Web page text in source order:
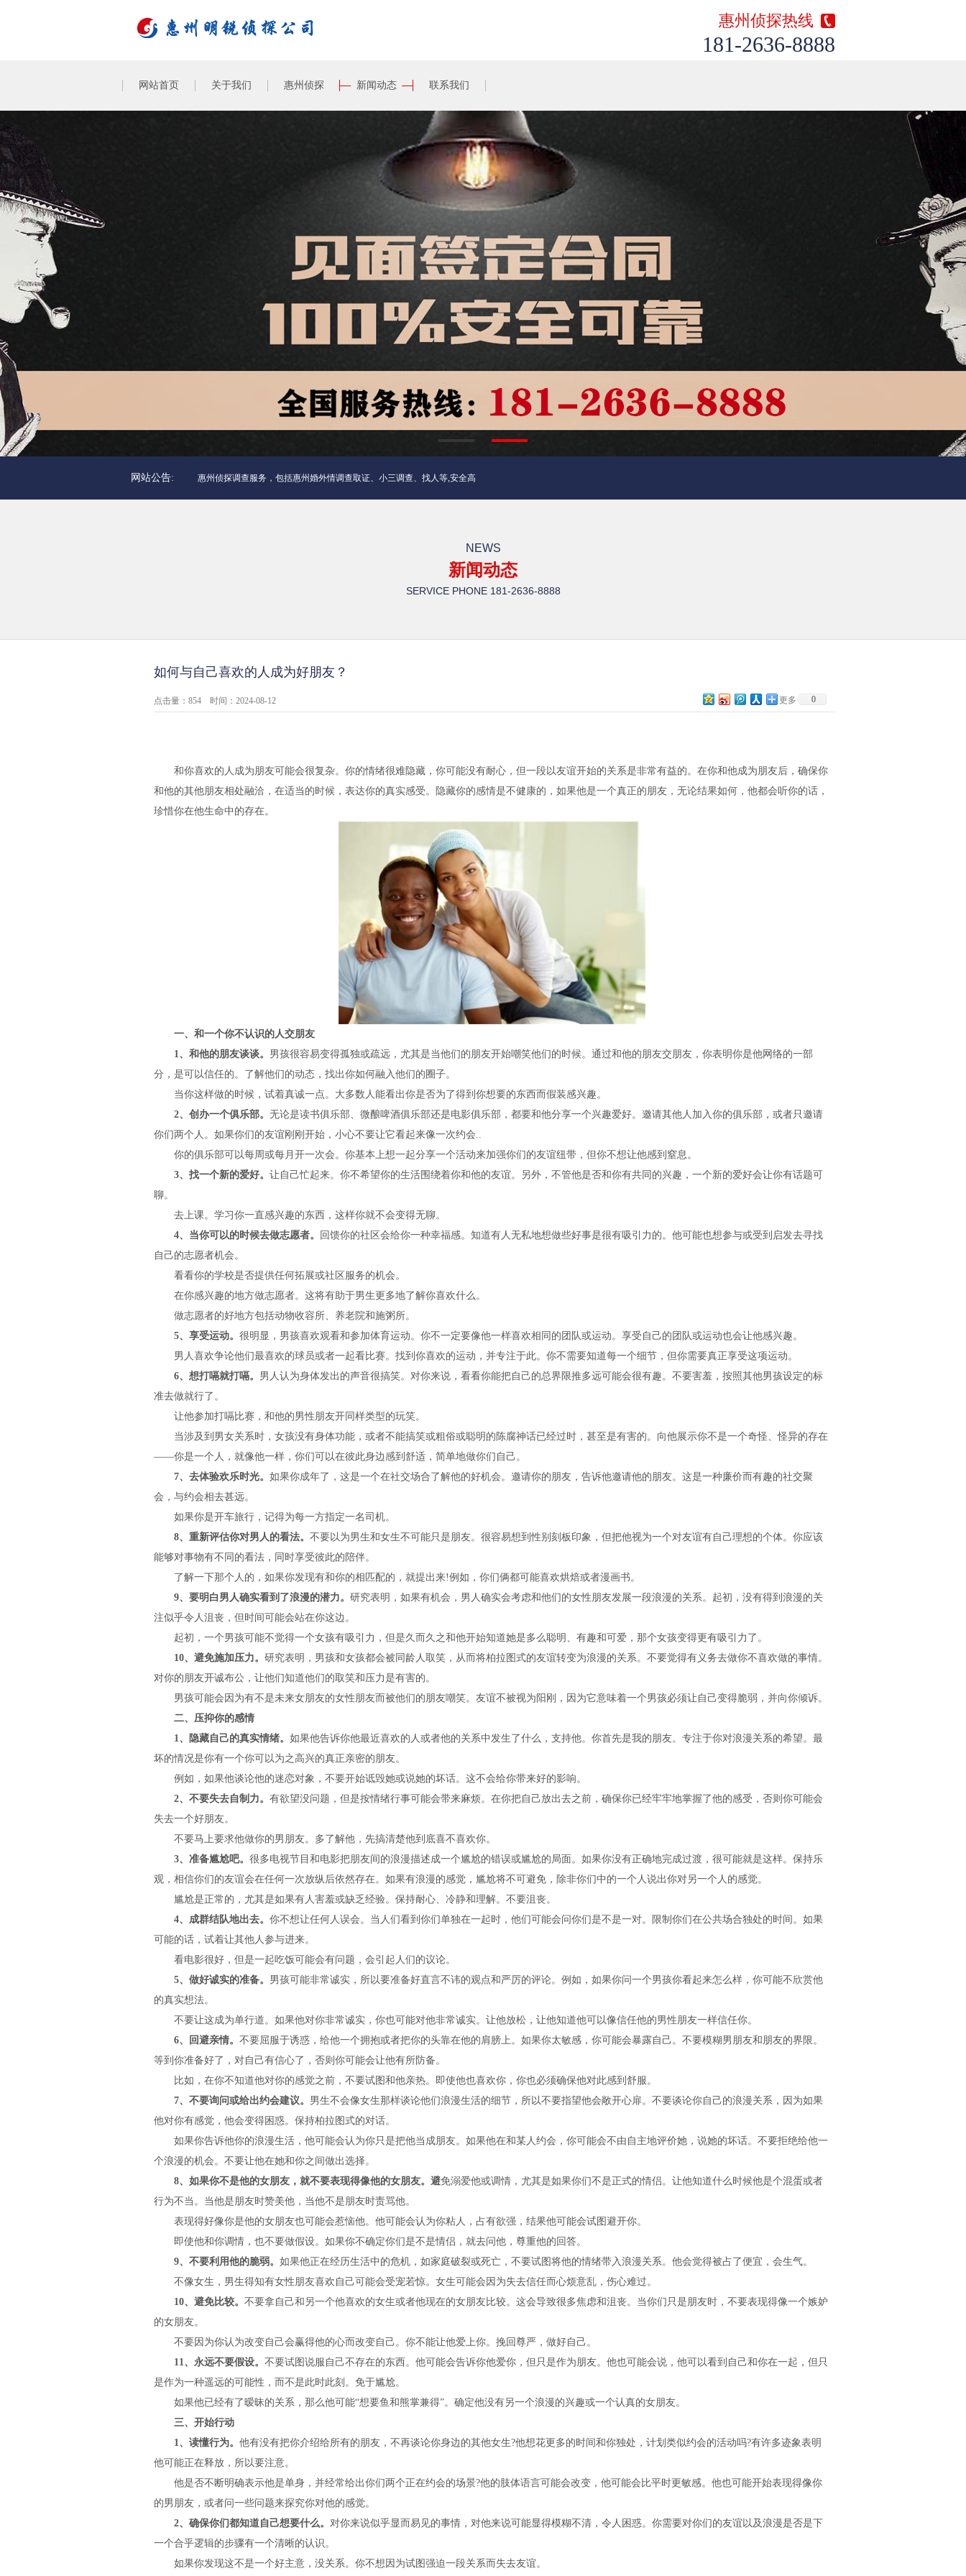
惠州侦探热线
181-2636-8888
网站首页 关于我们 惠州侦探 新闻动态 联系我们
网站公告: 惠州侦探调查服务，包括惠州婚外情调查取证、小三调查、找人等,安全高效，隐私100%无泄漏。
NEWS
新闻动态
SERVICE PHONE 181-2636-8888
如何与自己喜欢的人成为好朋友？
点击量：854 时间：2024-08-12 更多 0
和你喜欢的人成为朋友可能会很复杂。你的情绪很难隐藏，你可能没有耐心，但一段以友谊开始的关系是非常有益的。在你和他成为朋友后，确保你
和他的其他朋友相处融洽，在适当的时候，表达你的真实感受。隐藏你的感情是不健康的，如果他是一个真正的朋友，无论结果如何，他都会听你的话，
珍惜你在他生命中的存在。
一、和一个你不认识的人交朋友
1、和他的朋友谈谈。 男孩很容易变得孤独或疏远，尤其是当他们的朋友开始嘲笑他们的时候。通过和他的朋友交朋友，你表明你是他网络的一部
分，是可以信任的。了解他们的动态，找出你如何融入他们的圈子。
当你这样做的时候，试着真诚一点。大多数人能看出你是否为了得到你想要的东西而假装感兴趣。
2、创办一个俱乐部。 无论是读书俱乐部、微酿啤酒俱乐部还是电影俱乐部，都要和他分享一个兴趣爱好。邀请其他人加入你的俱乐部，或者只邀请
你们两个人。如果你们的友谊刚刚开始，小心不要让它看起来像一次约会..
你的俱乐部可以每周或每月开一次会。你基本上想一起分享一个活动来加强你们的友谊纽带，但你不想让他感到窒息。
3、找一个新的爱好。 让自己忙起来。你不希望你的生活围绕着你和他的友谊。另外，不管他是否和你有共同的兴趣，一个新的爱好会让你有话题可
聊。
去上课。学习你一直感兴趣的东西，这样你就不会变得无聊。
4、当你可以的时候去做志愿者。
回馈你的社区会给你一种幸福感。知道有人无私地想做些好事是很有吸引力的。他可能也想参与或受到启发去寻找
自己的志愿者机会。
看看你的学校是否提供任何拓展或社区服务的机会。
在你感兴趣的地方做志愿者。这将有助于男生更多地了解你喜欢什么。
做志愿者的好地方包括动物收容所、养老院和施粥所。
5、享受运动。 很明显，男孩喜欢观看和参加体育运动。你不一定要像他一样喜欢相同的团队或运动。享受自己的团队或运动也会让他感兴趣。
男人喜欢争论他们最喜欢的球员或者一起看比赛。找到你喜欢的运动，并专注于此。你不需要知道每一个细节，但你需要真正享受这项运动。
6、想打嗝就打嗝。 男人认为身体发出的声音很搞笑。对你来说，看看你能把自己的总界限推多远可能会很有趣。不要害羞，按照其他男孩设定的标
准去做就行了。
让他参加打嗝比赛，和他的男性朋友开同样类型的玩笑。
当涉及到男女关系时，女孩没有身体功能，或者不能搞笑或粗俗或聪明的陈腐神话已经过时，甚至是有害的。向他展示你不是一个奇怪、怪异的存在
——你是一个人，就像他一样，你们可以在彼此身边感到舒适，简单地做你们自己。
7、去体验欢乐时光。 如果你成年了，这是一个在社交场合了解他的好机会。邀请你的朋友，告诉他邀请他的朋友。这是一种廉价而有趣的社交聚
会，与约会相去甚远。
如果你是开车旅行，记得为每一方指定一名司机。
8、重新评估你对男人的看法。 不要以为男生和女生不可能只是朋友。很容易想到性别刻板印象，但把他视为一个对友谊有自己理想的个体。你应该
能够对事物有不同的看法，同时享受彼此的陪伴。
了解一下那个人的，如果你发现有和你的相匹配的，就提出来!例如，你们俩都可能喜欢烘焙或者漫画书。
9、要明白男人确实看到了浪漫的潜力。 研究表明，如果有机会，男人确实会考虑和他们的女性朋友发展一段浪漫的关系。起初，没有得到浪漫的关
注似乎令人沮丧，但时间可能会站在你这边。
起初，一个男孩可能不觉得一个女孩有吸引力，但是久而久之和他开始知道她是多么聪明、有趣和可爱，那个女孩变得更有吸引力了。
10、避免施加压力。 研究表明，男孩和女孩都会被同龄人取笑，从而将柏拉图式的友谊转变为浪漫的关系。不要觉得有义务去做你不喜欢做的事情。
对你的朋友开诚布公，让他们知道他们的取笑和压力是有害的。
男孩可能会因为有不是未来女朋友的女性朋友而被他们的朋友嘲笑。友谊不被视为阳刚，因为它意味着一个男孩必须让自己变得脆弱，并向你倾诉。
二、压抑你的感情
1、隐藏自己的真实情绪。 如果他告诉你他最近喜欢的人或者他的关系中发生了什么，支持他。你首先是我的朋友。专注于你对浪漫关系的希望。最
坏的情况是你有一个你可以为之高兴的真正亲密的朋友。
例如，如果他谈论他的迷恋对象，不要开始诋毁她或说她的坏话。这不会给你带来好的影响。
2、不要失去自制力。 有欲望没问题，但是按情绪行事可能会带来麻烦。在你把自己放出去之前，确保你已经牢牢地掌握了他的感受，否则你可能会
失去一个好朋友。
不要马上要求他做你的男朋友。多了解他，先搞清楚他到底喜不喜欢你。
3、准备尴尬吧。 很多电视节目和电影把朋友间的浪漫描述成一个尴尬的错误或尴尬的局面。如果你没有正确地完成过渡，很可能就是这样。保持乐
观，相信你们的友谊会在任何一次放纵后依然存在。如果有浪漫的感觉，尴尬将不可避免，除非你们中的一个人说出你对另一个人的感觉。
尴尬是正常的，尤其是如果有人害羞或缺乏经验。保持耐心、冷静和理解。不要沮丧。
4、成群结队地出去。 你不想让任何人误会。当人们看到你们单独在一起时，他们可能会问你们是不是一对。限制你们在公共场合独处的时间。如果
可能的话，试着让其他人参与进来。
看电影很好，但是一起吃饭可能会有问题，会引起人们的议论。
5、做好诚实的准备。 男孩可能非常诚实，所以要准备好直言不讳的观点和严厉的评论。例如，如果你问一个男孩你看起来怎么样，你可能不欣赏他
的真实想法。
不要让这成为单行道。如果他对你非常诚实，你也可能对他非常诚实。让他放松，让他知道他可以像信任他的男性朋友一样信任你。
6、回避亲情。 不要屈服于诱惑，给他一个拥抱或者把你的头靠在他的肩膀上。如果你太敏感，你可能会暴露自己。不要模糊男朋友和朋友的界限。
等到你准备好了，对自己有信心了，否则你可能会让他有所防备。
比如，在你不知道他对你的感觉之前，不要试图和他亲热。即使他也喜欢你，你也必须确保他对此感到舒服。
7、不要询问或给出约会建议。 男生不会像女生那样谈论他们浪漫生活的细节，所以不要指望他会敞开心扉。不要谈论你自己的浪漫关系，因为如果
他对你有感觉，他会变得困惑。保持柏拉图式的对话。
如果你告诉他你的浪漫生活，他可能会认为你只是把他当成朋友。如果他在和某人约会，你可能会不由自主地评价她，说她的坏话。不要拒绝给他一
个浪漫的机会。不要让他在她和你之间做出选择。
8、如果你不是他的女朋友，就不要表现得像他的女朋友。避免溺爱他或调情，尤其是如果你们不是正式的情侣。让他知道什么时候他是个混蛋或者
行为不当。当他是朋友时赞美他，当他不是朋友时责骂他。
表现得好像你是他的女朋友也可能会惹恼他。他可能会认为你粘人，占有欲强，结果他可能会试图避开你。
即使他和你调情，也不要做假设。如果你不确定你们是不是情侣，就去问他，尊重他的回答。
9、不要利用他的脆弱。 如果他正在经历生活中的危机，如家庭破裂或死亡，不要试图将他的情绪带入浪漫关系。他会觉得被占了便宜，会生气。
不像女生，男生得知有女性朋友喜欢自己可能会受宠若惊。女生可能会因为失去信任而心烦意乱，伤心难过。
10、避免比较。 不要拿自己和另一个他喜欢的女生或者他现在的女朋友比较。这会导致很多焦虑和沮丧。当你们只是朋友时，不要表现得像一个嫉妒
的女朋友。
不要因为你认为改变自己会赢得他的心而改变自己。你不能让他爱上你。挽回尊严，做好自己。
11、永远不要假设。 不要试图说服自己不存在的东西。他可能会告诉你他爱你，但只是作为朋友。他也可能会说，他可以看到自己和你在一起，但只
是作为一种遥远的可能性，而不是此时此刻。免于尴尬。
如果他已经有了暧昧的关系，那么他可能“想要鱼和熊掌兼得”。确定他没有另一个浪漫的兴趣或一个认真的女朋友。
三、开始行动
1、读懂行为。 他有没有把你介绍给所有的朋友，不再谈论你身边的其他女生?他想花更多的时间和你独处，计划类似约会的活动吗?有许多迹象表明
他可能正在释放，所以要注意。
他是否不断明确表示他是单身，并经常给出你们两个正在约会的场景?他的肢体语言可能会改变，他可能会比平时更敏感。他也可能开始表现得像你
的男朋友，或者问一些问题来探究你对他的感觉。
2、确保你们都知道自己想要什么。 对你来说似乎显而易见的事情，对他来说可能显得模糊不清，令人困惑。你需要对你们的友谊以及浪漫是否是下
一个合乎逻辑的步骤有一个清晰的认识。
如果你发现这不是一个好主意，没关系。你不想因为试图强迫一段关系而失去友谊。